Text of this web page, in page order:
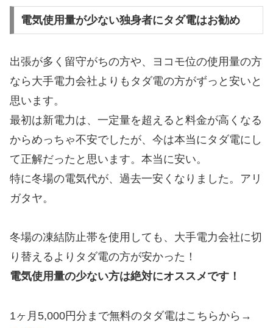
電気使用量が少ない独身者にタダ電はお勧め
出張が多く留守がちの方や、ヨコモ位の使用量の方
なら大手電力会社よりもタダ電の方がずっと安いと
思います。
最初は新電力は、一定量を超えると料金が高くなる
からめっちゃ不安でしたが、今は本当にタダ電にし
て正解だったと思います。本当に安い。
特に冬場の電気代が、過去一安くなりました。アリ
ガタヤ。
冬場の凍結防止帯を使用しても、大手電力会社に切
り替えるよりタダ電の方が安かった！
電気使用量の少ない方は絶対にオススメです！
1ヶ月5,000円分まで無料のタダ電はこちらから→